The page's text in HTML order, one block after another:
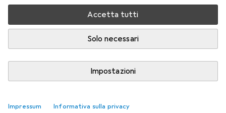
Accetta tutti
Solo necessari
Impostazioni
Impressum Informativa sulla privacy
Consegna tra lun, 17/8 e mer, 19/8
Più di 10 pezzi in stock presso il fornitore
Aggiungi al carrello